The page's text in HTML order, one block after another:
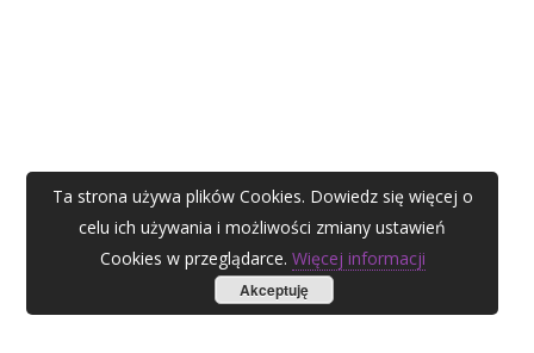
Ta strona używa plików Cookies. Dowiedz się więcej o
celu ich używania i możliwości zmiany ustawień
Cookies w przeglądarce. Więcej informacji
Akceptuję